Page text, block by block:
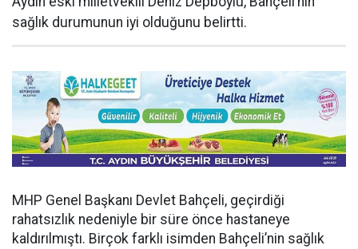
sağlık durumunun iyi olduğunu belirtti.
MHP Genel Başkanı Devlet Bahçeli, geçirdiği
rahatsızlık nedeniyle bir süre önce hastaneye
kaldırılmıştı. Birçok farklı isimden Bahçeli’nin sağlık